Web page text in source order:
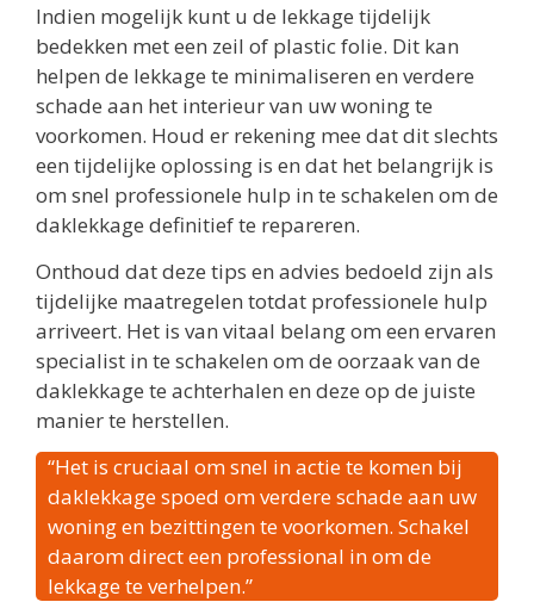
Indien mogelijk kunt u de lekkage tijdelijk
bedekken met een zeil of plastic folie. Dit kan
helpen de lekkage te minimaliseren en verdere
schade aan het interieur van uw woning te
voorkomen. Houd er rekening mee dat dit slechts
een tijdelijke oplossing is en dat het belangrijk is
om snel professionele hulp in te schakelen om de
daklekkage definitief te repareren.
Onthoud dat deze tips en advies bedoeld zijn als
tijdelijke maatregelen totdat professionele hulp
arriveert. Het is van vitaal belang om een ervaren
specialist in te schakelen om de oorzaak van de
daklekkage te achterhalen en deze op de juiste
manier te herstellen.
“Het is cruciaal om snel in actie te komen bij
daklekkage spoed om verdere schade aan uw
woning en bezittingen te voorkomen. Schakel
daarom direct een professional in om de
lekkage te verhelpen.”